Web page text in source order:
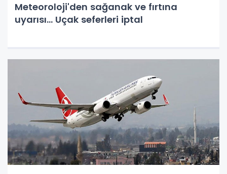
Meteoroloji'den sağanak ve fırtına
uyarısı... Uçak seferleri iptal